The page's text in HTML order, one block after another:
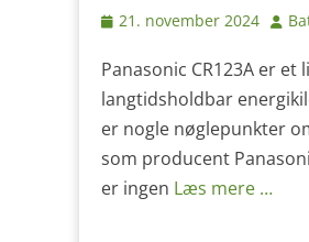
Udgivet
21. november 2024
Panasonic CR123A er
langtidsholdbar
er nogle nøglepunkter
som producent
er ingen Læs mere …